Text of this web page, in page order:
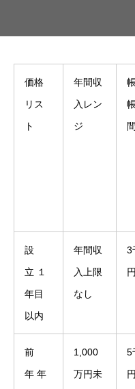
価格
リス
ト
年間収
入レン
ジ
設
立 １
年目
以内
年間収
入上限
なし
3
円
前
年 年
1,000
万円未
5
円